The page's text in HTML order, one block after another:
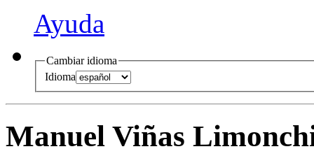
Ayuda
Cambiar idioma
Idioma
Manuel Viñas